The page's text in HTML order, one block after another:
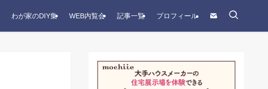
わが家のDIY集 WEB内覧会 記事一覧 プロフィール